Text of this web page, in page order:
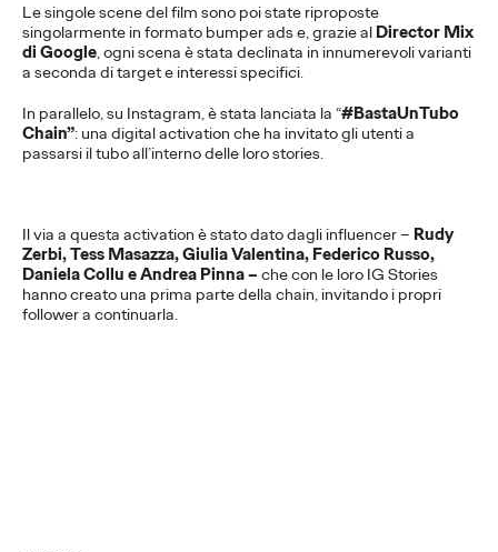
Le singole scene del film sono poi state riproposte
singolarmente in formato bumper ads e, grazie al Director Mix
di Google, ogni scena è stata declinata in innumerevoli varianti
a seconda di target e interessi specifici.
In parallelo, su Instagram, è stata lanciata la “#BastaUnTubo
Chain”: una digital activation che ha invitato gli utenti a
passarsi il tubo all’interno delle loro stories.
Il via a questa activation è stato dato dagli influencer – Rudy
Zerbi, Tess Masazza, Giulia Valentina, Federico Russo,
Daniela Collu e Andrea Pinna – checon le loro IG Stories
hanno creato una prima parte della chain, invitando i propri
follower a continuarla.
Silvia Corbetta 10/09/2021
E' il progetto ideato da Ogilvy per Siemens Home Appliances
di NABA,
More→
Il DUO, Ogilvy e